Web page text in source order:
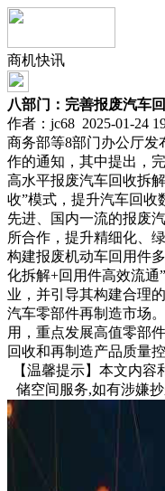
商机快讯
八部门：完善报废汽车
作者：jc68 2025-01-24
商务部等8部门办公厅发
作的通知，其中提出，
高水平报废汽车回收拆
收”模式，提升汽车回收
先进、国内一流的报废
所合作，提升精细化、
构建报废机动车回用件
化拆解+回用件高效流通
业，并引导其构建合理
汽车零部件再制造市场
用，重点发展高值零部
回收和再制造产品质量
【温馨提示】本文内
储空间服务,如有涉嫌